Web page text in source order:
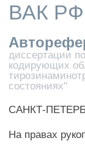
ВАК РФ
диссертации
кодирующих
состояниях"
САНКТ-
На правах